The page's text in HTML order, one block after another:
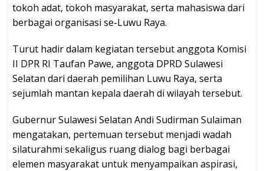
tokoh adat, tokoh masyarakat, serta mahasiswa dari
berbagai organisasi se-Luwu Raya.
Turut hadir dalam kegiatan tersebut anggota Komisi
II DPR RI Taufan Pawe, anggota DPRD Sulawesi
Selatan dari daerah pemilihan Luwu Raya, serta
sejumlah mantan kepala daerah di wilayah tersebut.
Gubernur Sulawesi Selatan Andi Sudirman Sulaiman
mengatakan, pertemuan tersebut menjadi wadah
silaturahmi sekaligus ruang dialog bagi berbagai
elemen masyarakat untuk menyampaikan aspirasi,